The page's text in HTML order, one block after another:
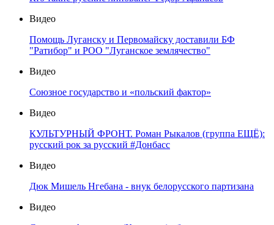
Видео
Помощь Луганску и Первомайску доставили БФ
"Ратибор" и РОО "Луганское землячество"
Видео
Союзное государство и «польский фактор»
Видео
КУЛЬТУРНЫЙ ФРОНТ. Роман Рыкалов (группа ЕЩЁ):
русский рок за русский #Донбасс
Видео
Дюк Мишель Нгебана - внук белорусского партизана
Видео